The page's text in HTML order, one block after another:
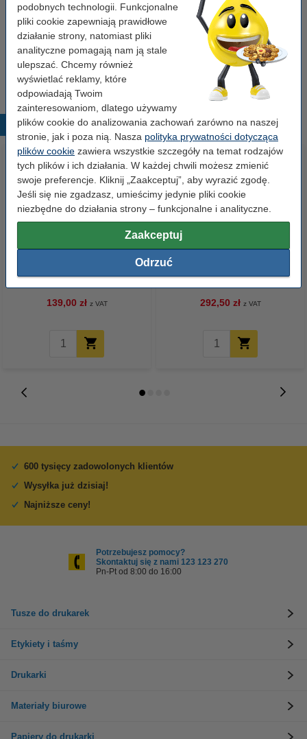
podobnych technologii. Funkcjonalne
pliki cookie zapewniają prawidłowe
działanie strony, natomiast pliki
analityczne pomagają nam ją stale
ulepszać. Chcemy również
wyświetlać reklamy, które
odpowiadają Twoim
zainteresowaniom, dlatego używamy
plików cookie do analizowania zachowań zarówno na naszej
stronie, jak i poza nią. Nasza polityka prywatności dotycząca
plików cookie zawiera wszystkie szczegóły na temat rodzajów
tych plików i ich działania. W każdej chwili możesz zmienić
swoje preferencje. Kliknij „Zaakceptuj”, aby wyrazić zgodę.
Jeśli się nie zgadzasz, umieścimy jedynie pliki cookie
niezbędne do działania strony – funkcjonalne i analityczne.
Zaakceptuj
Odrzuć
Zamów czarny
123drukuj zamiennik Brother TN-326BK toner
czarny, zwiększona pojemność
139,00 zł
Popularne produkty
139,00 zł z VAT 292,50 zł z VAT
600 tysięcy zadowolonych klientów
Wysyłka już dzisiaj!
Najniższe ceny!
Potrzebujesz pomocy?
Skontaktuj się z nami 123 123 270
Pn-Pt od 8:00 do 16:00
Tusze do drukarek
Etykiety i taśmy
Drukarki
Materiały biurowe
Papiery do drukarki